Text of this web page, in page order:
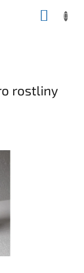
rostliny